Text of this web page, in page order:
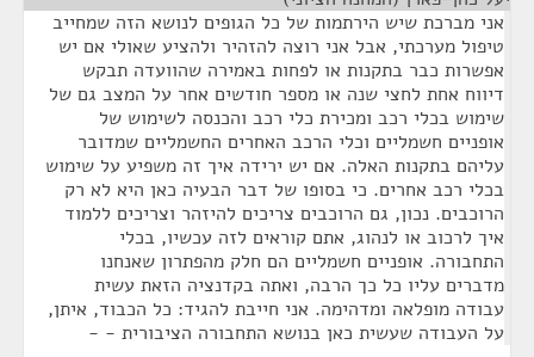
אני מברכת שיש הירתמות של כל הגופים לנושא הזה שמחייב
טיפול מערכתי, אבל אני רוצה להזהיר ולהציע שאולי אם יש
אפשרות כבר בתקנות או לפחות באמירה שהוועדה תבקש
דיווח אחת לחצי שנה או מספר חודשים אחר על המצב גם של
שימוש בכלי רכב ומכירת כלי רכב והכנסה לשימוש של
אופניים חשמליים וכלי הרכב האחרים החשמליים שמדובר
עליהם בתקנות האלה. אם יש ירידה איך זה משפיע על שימוש
בכלי רכב אחרים. כי בסופו של דבר הבעיה כאן היא לא רק
הרוכבים. נכון, גם הרוכבים צריכים להיזהר וצריכים ללמוד
איך לרכוב או לנהוג, אתם קוראים לזה עכשיו, בכלי
התחבורה. אופניים חשמליים הם חלק מהפתרון שאנחנו
מדברים עליו כל כך הרבה, ואתה בקדנציה הזאת עשית
עבודה מופלאה ומדהימה. אני חייבת להגיד: כל הכבוד, איתן,
על העבודה שעשית כאן בנושא התחבורה הציבורית - -